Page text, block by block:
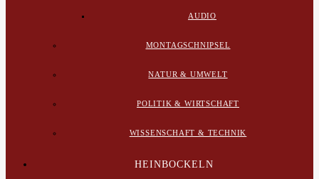
AUDIO
MONTAGSCHNIPSEL
NATUR & UMWELT
POLITIK & WIRTSCHAFT
WISSENSCHAFT & TECHNIK
HEINBOCKELN